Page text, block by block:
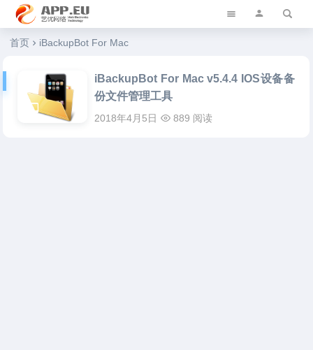
艺优软件乐园
首页 iBackupBot For Mac
iBackupBot For Mac v5.4.4 IOS设备备
份文件管理工具
2018年4月5日 889 阅读